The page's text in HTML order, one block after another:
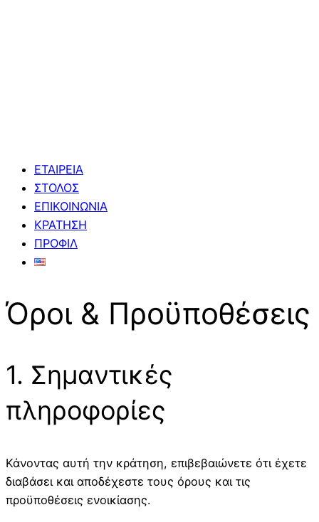
ΕΤΑΙΡΕΙΑ
ΣΤΟΛΟΣ
ΕΠΙΚΟΙΝΩΝΙΑ
ΚΡΑΤΗΣΗ
ΠΡΟΦΙΛ
Όροι & Προϋποθέσεις
1. Σημαντικές
πληροφορίες
Κάνοντας αυτή την κράτηση, επιβεβαιώνετε ότι έχετε
διαβάσει και αποδέχεστε τους όρους και τις
προϋποθέσεις ενοικίασης.